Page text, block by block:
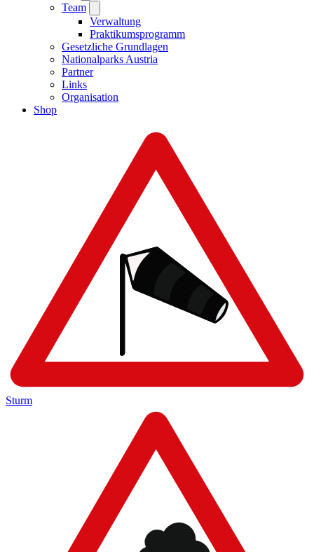
Team
Verwaltung
Praktikumsprogramm
Gesetzliche Grundlagen
Nationalparks Austria
Partner
Links
Organisation
Shop
Sturm